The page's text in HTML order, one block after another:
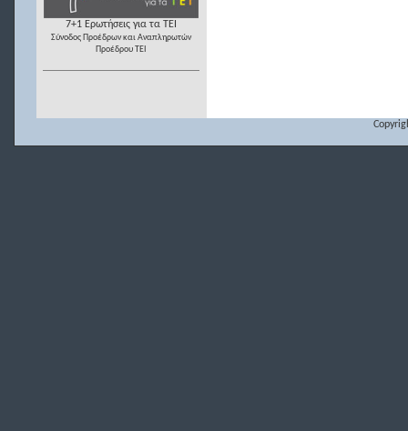
7+1 Ερωτήσεις για τα ΤΕΙ
Σύνοδος Προέδρων και Αναπληρωτών
Προέδρου ΤΕΙ